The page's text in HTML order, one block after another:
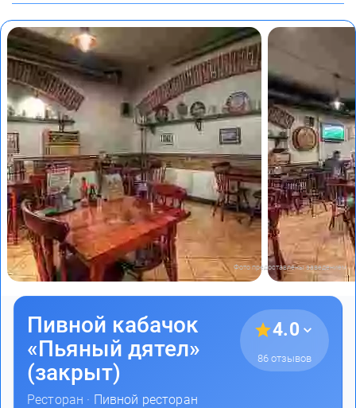
Фото предоставлены заведением
Пивной кабачок
«Пьяный дятел»
(закрыт)
Ресторан · Пивной ресторан
4.0
86 отзывов